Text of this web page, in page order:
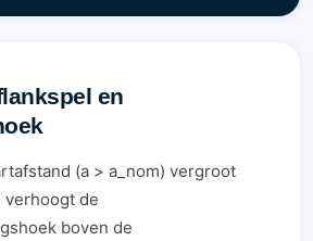
en
(a > a_nom) vergroot
verhoogt de
boven de